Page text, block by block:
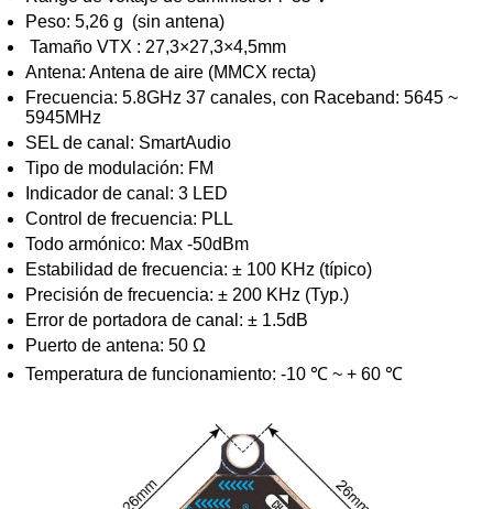
Peso: 5,26 g (sin antena)
Tamaño VTX : 27,3×27,3×4,5mm
Antena: Antena de aire (MMCX recta)
Frecuencia: 5.8GHz 37 canales, con Raceband: 5645 ~
5945MHz
SEL de canal: SmartAudio
Tipo de modulación: FM
Indicador de canal: 3 LED
Control de frecuencia: PLL
Todo armónico: Max -50dBm
Estabilidad de frecuencia: ± 100 KHz (típico)
Precisión de frecuencia: ± 200 KHz (Typ.)
Error de portadora de canal: ± 1.5dB
Puerto de antena: 50 Ω
Temperatura de funcionamiento: -10 ℃ ~ + 60 ℃